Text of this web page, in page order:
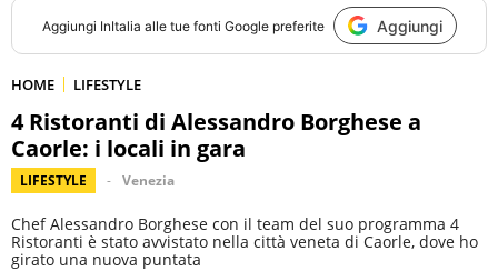
Aggiungi InItalia alle tue fonti Google preferite Aggiungi
HOME LIFESTYLE
4 Ristoranti di Alessandro Borghese a
Caorle: i locali in gara
LIFESTYLE Venezia
Chef Alessandro Borghese con il team del suo programma 4
Ristoranti è stato avvistato nella città veneta di Caorle, dove ho
girato una nuova puntata